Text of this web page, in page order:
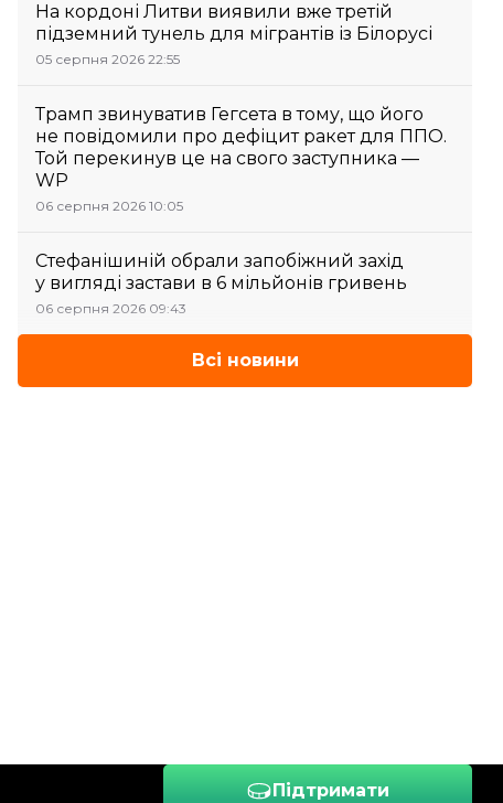
На кордоні Литви виявили вже третій
підземний тунель для мігрантів із Білорусі
05 серпня 2026 22:55
Трамп звинуватив Гегсета в тому, що його
не повідомили про дефіцит ракет для ППО.
Той перекинув це на свого заступника —
WP
06 серпня 2026 10:05
Стефанішиній обрали запобіжний захід
у вигляді застави в 6 мільйонів гривень
06 серпня 2026 09:43
Всі новини
Підтримати